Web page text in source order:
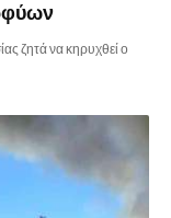
ζητά να κηρυχθεί ο